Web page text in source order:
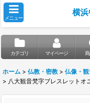
メニュー
横
カテゴリ マイページ
ホーム > 仏教・密教 > 仏像・
> 八大観音梵字ブレスレットオ